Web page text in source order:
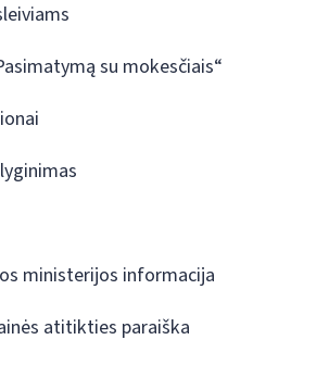
su mokesčiais“
ministerijos informacija
atitikties paraiška